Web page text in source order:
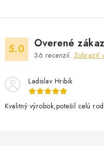
5.0 Overené
36 recenzií. Zobraziť
Ladislav Hribik
Kvalitný výrobok,potešil celú